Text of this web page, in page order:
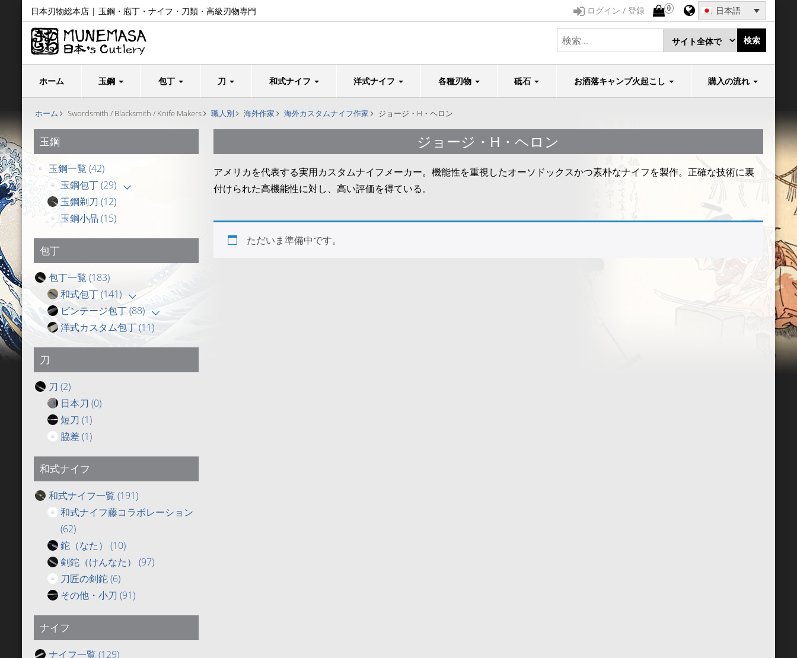
日本刃物総本店 | 玉鋼・庖丁・ナイフ・刀類・高級刃物専門 日本語
0
ログイン / 登録
検索
ホーム 玉鋼 包丁 刀 和式ナイフ 洋式ナイフ 各種刃物 砥石 お洒落キャンプ火起こし 購入の流れ
ホーム Swordsmith / Blacksmith / Knife Makers 職人別 海外作家 海外カスタムナイフ作家 ジョージ・H・ヘロン
玉鋼
玉鋼一覧 (42)
玉鋼包丁(29)
玉鋼剃刀 (12)
玉鋼小品 (15)
包丁
包丁一覧 (183)
和式包丁(141)
ビンテージ包丁(88)
洋式カスタム包丁(11)
刀
刀 (2)
日本刀 (0)
短刀 (1)
脇差(1)
和式ナイフ
和式ナイフ一覧 (191)
和式ナイフ藤コラボレーション
(62)
鉈（なた） (10)
剣鉈（けんなた） (97)
刀匠の剣鉈(6)
その他・小刀 (91)
ナイフ
ナイフ一覧 (129)
ジョージ・H・ヘロン
アメリカを代表する実用カスタムナイフメーカー。機能性を重視したオーソドックスかつ素朴なナイフを製作。正確な技術に裏
付けられた高機能性に対し、高い評価を得ている。
ただいま準備中です。